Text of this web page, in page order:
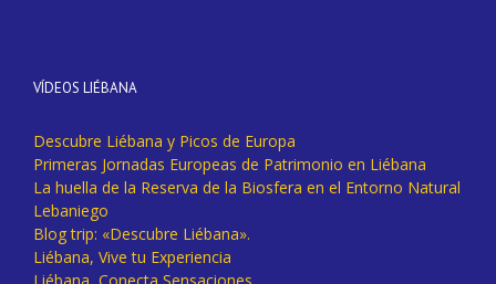
VÍDEOS LIÉBANA
Descubre Liébana y Picos de Europa
Primeras Jornadas Europeas de Patrimonio en Liébana
La huella de la Reserva de la Biosfera en el Entorno Natural
Lebaniego
Blog trip: «Descubre Liébana».
Liébana, Vive tu Experiencia